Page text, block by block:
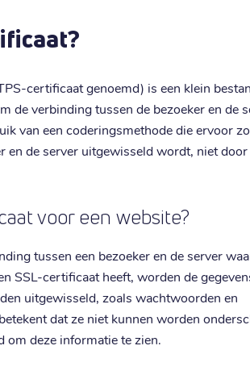
certificaat genoemd) is een klein
de verbinding tussen de bezoeker en de
van een coderingsmethode die ervoor
en de server uitgewisseld wordt, niet door
voor een website?
tussen een bezoeker en de server
SSL-certificaat heeft, worden de
uitgewisseld, zoals wachtwoorden en
dat ze niet kunnen worden
om deze informatie te zien.